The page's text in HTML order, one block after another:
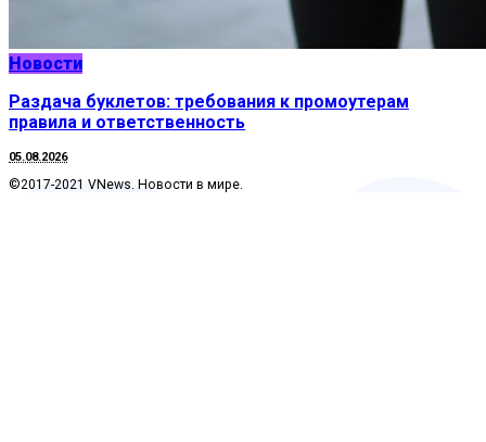
Новости
Раздача буклетов: требования к промоутерам
правила и ответственность
05.08.2026
©2017-2021 VNews. Новости в мире.